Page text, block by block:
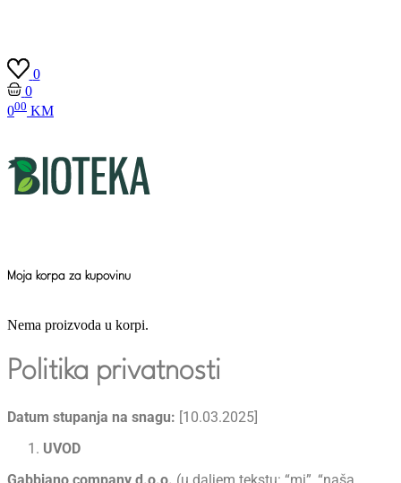
0
0
000 KM
Moja korpa za kupovinu
Nema proizvoda u korpi.
Politika privatnosti
Datum stupanja na snagu: [10.03.2025]
UVOD